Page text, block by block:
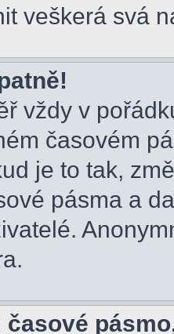
veškerá svá
vždy v
časovém
je to tak,
pásma a
časové